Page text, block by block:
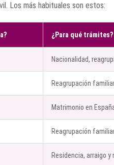
Los más habituales son estos:
¿Para qué trámites?
Nacionalidad,
Reagrupación
Matrimonio en
Reagrupación
Residencia, arraigo y